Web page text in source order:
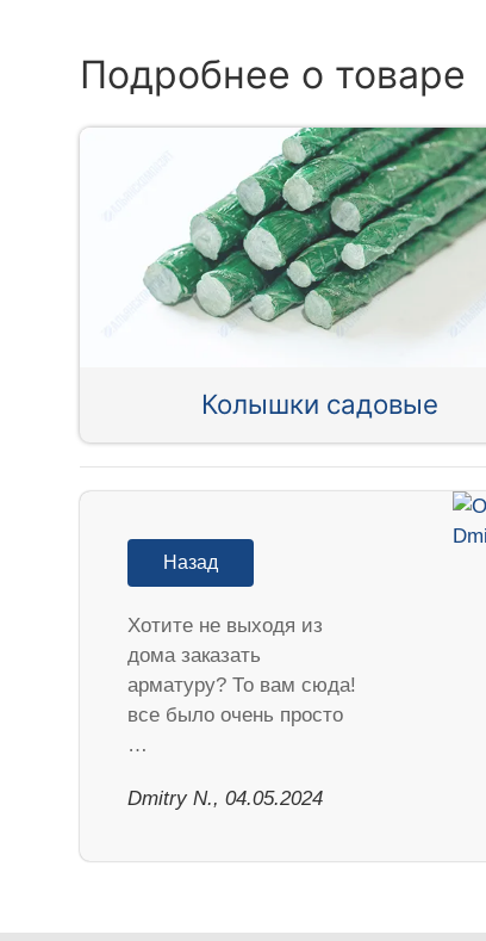
Подробнее о товаре
Колышки садовые
Назад
Хотите не выходя из
дома заказать
арматуру? То вам сюда!
все было очень просто
…
​Dmitry N., 04.05.2024